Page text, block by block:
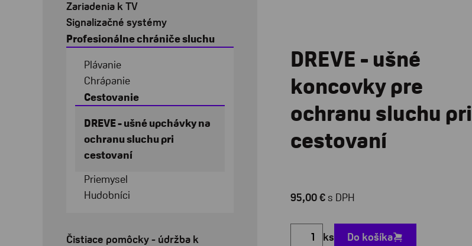
Zariadenia k TV
Signalizačné systémy
Profesionálne chrániče sluchu
Plávanie
Chrápanie
Cestovanie
DREVE - ušné upchávky na
ochranu sluchu pri
cestovaní
Priemysel
Hudobníci
Čistiace pomôcky - údržba k
DREVE - ušné
koncovky pre
ochranu sluchu pri
cestovaní
95,00 € s DPH
ks Do košíka